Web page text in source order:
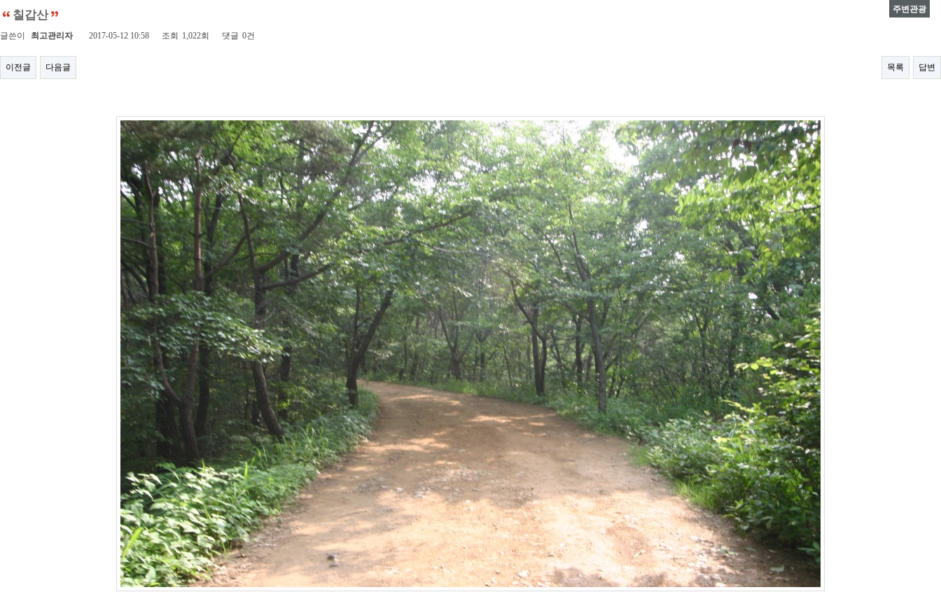
주변관광
칠갑산
글쓴이 최고관리자 2017-05-12 10:58 조회 1,022회 댓글 0건
이전글 다음글 목록 답변